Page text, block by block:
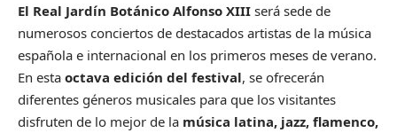
El Real Jardín Botánico Alfonso XIII será sede de
numerosos conciertos de destacados artistas de la música
española e internacional en los primeros meses de verano.
En esta octava edición del festival, se ofrecerán
diferentes géneros musicales para que los visitantes
disfruten de lo mejor de la música latina, jazz, flamenco,